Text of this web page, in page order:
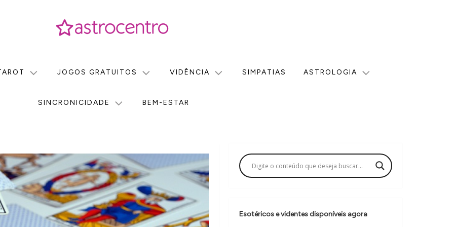
JOGOS GRATUITOS VIDÊNCIA SIMPATIAS ASTROLOGIA
SINCRONICIDADE BEM-ESTAR
Esotéricos e videntes disponíveis agora